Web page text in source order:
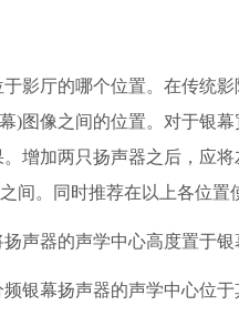
厅的哪个位置。在传统影
)图像之间的位置。对于银
增加两只扬声器之后，应
间。同时推荐在以上各位置
器的声学中心高度置于银
幕扬声器的声学中心位于